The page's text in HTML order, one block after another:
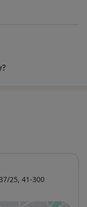
25, 41-300